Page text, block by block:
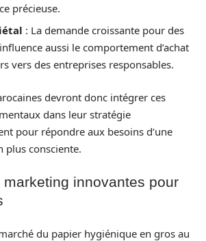
précieuse.
: La demande croissante pour des
aussi le comportement d’achat
vers des entreprises responsables.
devront donc intégrer ces
dans leur stratégie
pour répondre aux besoins d’une
plus consciente.
marketing innovantes pour
du papier hygiénique en gros au